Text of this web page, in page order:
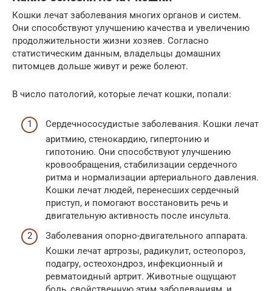
Кошки лечат заболевания многих органов и систем.
Они способствуют улучшению качества и увеличению
продолжительности жизни хозяев. Согласно
статистическим данным, владельцы домашних
питомцев дольше живут и реже болеют.
В число патологий, которые лечат кошки, попали:
Сердечнососудистые заболевания. Кошки лечат
аритмию, стенокардию, гипертонию и
гипотонию. Они способствуют улучшению
кровообращения, стабилизации сердечного
ритма и нормализации артериального давления.
Кошки лечат людей, перенесших сердечный
приступ, и помогают восстановить речь и
двигательную активность после инсульта.
Заболевания опорно-двигательного аппарата.
Кошки лечат артрозы, радикулит, остеопороз,
подагру, остеохондроз, инфекционный и
ревматоидный артрит. Животные ощущают